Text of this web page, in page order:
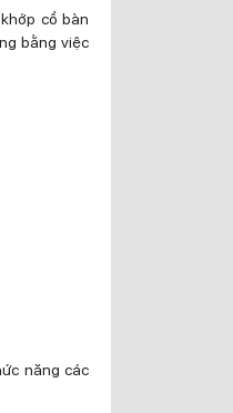
cổ bàn
bằng việc
năng các